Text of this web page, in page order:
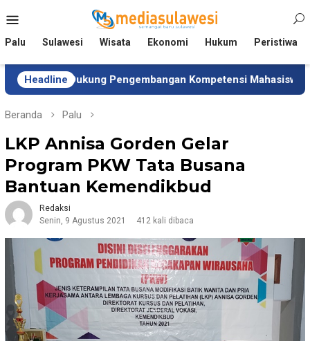
ke
Mobile
Palu Sulawesi Wisata Ekonomi Hukum Peristiwa
Headline
Pengembangan Kompetensi Mahasiswa Tim
Beranda Palu
LKP Annisa Gorden Gelar
Program PKW Tata Busana
Bantuan Kemendikbud
Redaksi
Senin, 9 Agustus 2021
412 kali dibaca